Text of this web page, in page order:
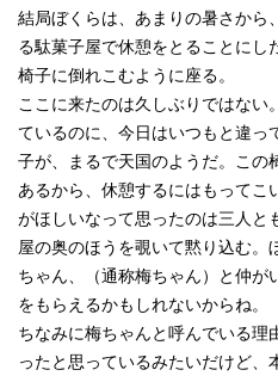
結局ぼくらは、あまりの暑さから
る駄菓子屋で休憩をとることにし
椅子に倒れこむように座る。
ここに来たのは久しぶりではない
ているのに、今日はいつもと違っ
子が、まるで天国のようだ。この
あるから、休憩するにはもってこ
がほしいなって思ったのは三人と
屋の奥のほうを覗いて黙り込む。
ちゃん、（通称梅ちゃん）と仲が
をもらえるかもしれないからね。
ちなみに梅ちゃんと呼んでいる理
ったと思っているみたいだけど、